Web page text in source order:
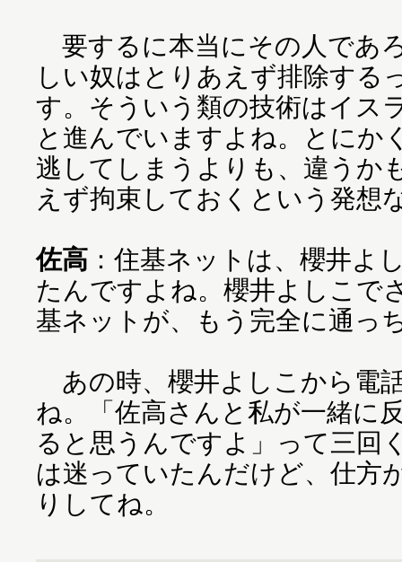
要するに本当にその人であ
しい奴はとりあえず排除する
す。そういう類の技術はイス
と進んでいますよね。とにか
逃してしまうよりも、違うか
えず拘束しておくという発想
佐高 ：住基ネットは、櫻井よ
たんですよね。櫻井よしこで
基ネットが、もう完全に通っ
あの時、櫻井よしこから電
ね。「佐高さんと私が一緒に
ると思うんですよ」って三回
は迷っていたんだけど、仕方
りしてね。